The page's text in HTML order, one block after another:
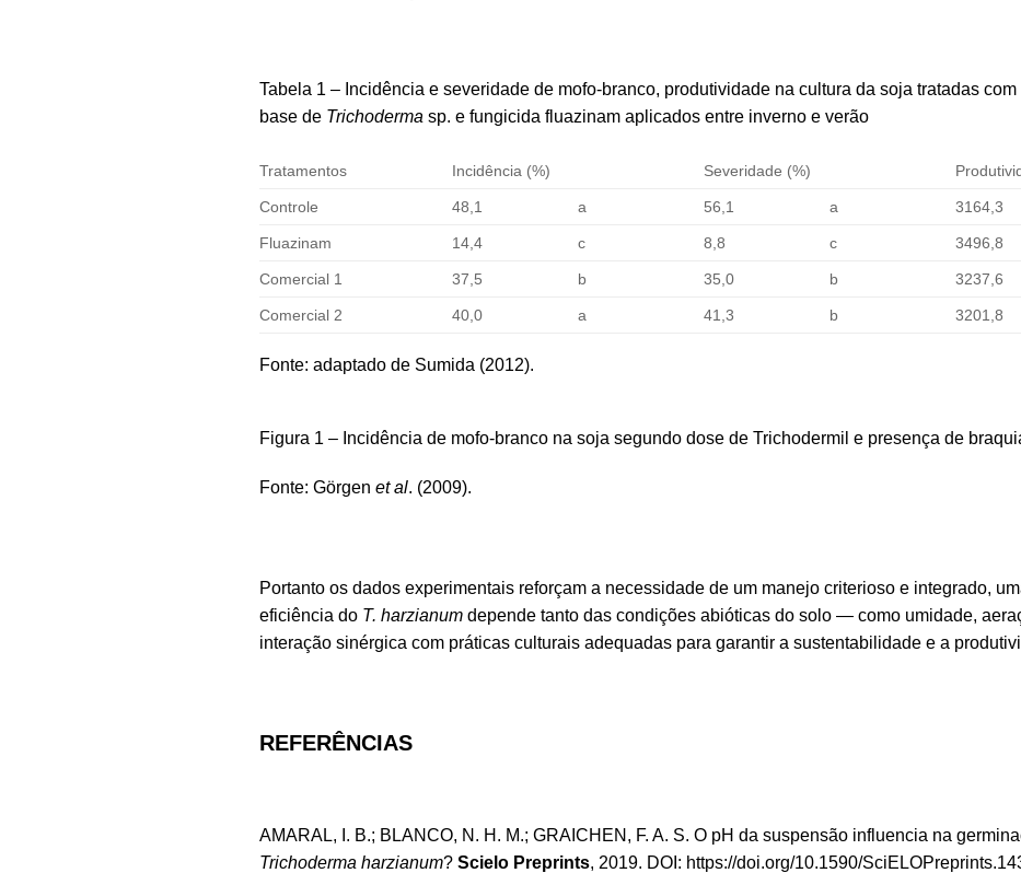
Tabela 1 – Incidência e severidade de mofo-branco, produtividade na cultura da soja tratadas
base de Trichoderma sp. e fungicida fluazinam aplicados entre inverno e verão
Tratamentos Incidência (%) Severidade (%)
Controle 48,1 a 56,1 a 3164,3
Fluazinam 14,4 c 8,8 c 3496,8
Comercial 1 37,5 b 35,0 b 3237,6
Comercial 2 40,0 a 41,3 b 3201,8
Fonte: adaptado de Sumida (2012).
Figura 1 – Incidência de mofo-branco na soja segundo dose de Trichodermil e presença de
Fonte: Görgen et al. (2009).
Portanto os dados experimentais reforçam a necessidade de um manejo criterioso e integrado,
eficiência do T. harzianum depende tanto das condições abióticas do solo — como umidade,
interação sinérgica com práticas culturais adequadas para garantir a sustentabilidade e a
REFERÊNCIAS
AMARAL, I. B.; BLANCO, N. H. M.; GRAICHEN, F. A. S. O pH da suspensão influencia na
Trichoderma harzianum? Scielo Preprints, 2019. DOI: https://doi.org/10.1590/